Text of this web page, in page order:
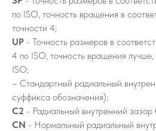
по ISO, точность вращения в
точности 4;
UP - Точность размеров в
4 по ISO, точность вращения
ISO;
– Стандартный радиальный
суффикса обозначения);
C2 - Радиальный внутренний зазор
CN - Нормальный радиальный